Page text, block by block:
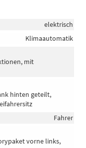
elektrisch
Klimaautomatik
mit
hinten geteilt,
Fahrer
vorne links,